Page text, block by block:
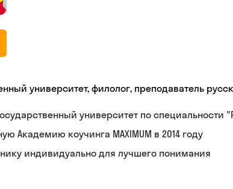
университет, филолог, преподаватель
университет по специальности
Академию коучинга MAXIMUM в 2014 году
индивидуально для лучшего понимания